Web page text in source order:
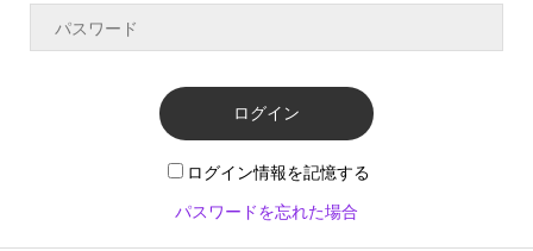
ログイン
ログイン情報を記憶する
パスワードを忘れた場合